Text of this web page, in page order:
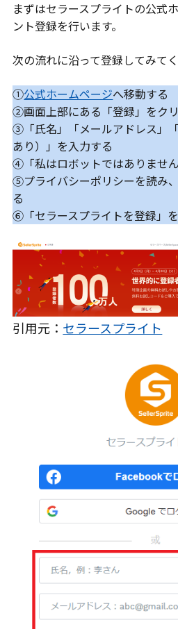
まずはセラースプライトの公式
ント登録を行います。
次の流れに沿って登録してみてく
①公式ホームページへ移動する
②画面上部にある「登録」をク
③「氏名」「メールアドレス」
あり）」を入力する
④「私はロボットではありませ
⑤プライバシーポリシーを読み
る
⑥「セラースプライトを登録」
引用元： セラースプライト